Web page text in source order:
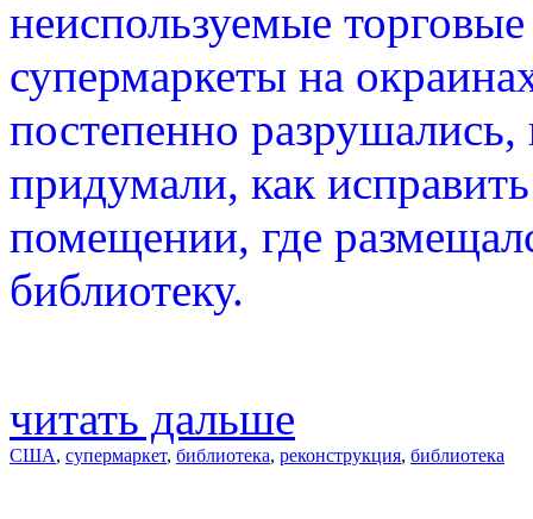
неиспользуемые
супермаркеты на
постепенно
придумали, как
помещении, где
библиотеку.
читать дальше
США, супермаркет, библиотека, реконструкция, библиотека